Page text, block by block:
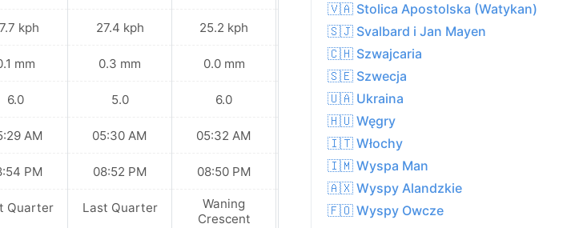
kph
mm
6.0
AM
PM
Quarter
27.4 kph
0.3 mm
5.0
05:30 AM
08:52 PM
Last Quarter
25.2 kph
0.0 mm
6.0
05:32 AM
08:50 PM
Waning
Crescent
24.5 kph
0.0 mm
6.0
05:34 AM
08:48 PM
Waning
Crescent
🇻🇦 Stolica Apostolska (Watykan)
🇸🇯 Svalbard i Jan Mayen
🇨🇭 Szwajcaria
🇸🇪 Szwecja
🇺🇦 Ukraina
🇭🇺 Węgry
🇮🇹 Włochy
🇮🇲 Wyspa Man
🇦🇽 Wyspy Alandzkie
🇫🇴 Wyspy Owcze